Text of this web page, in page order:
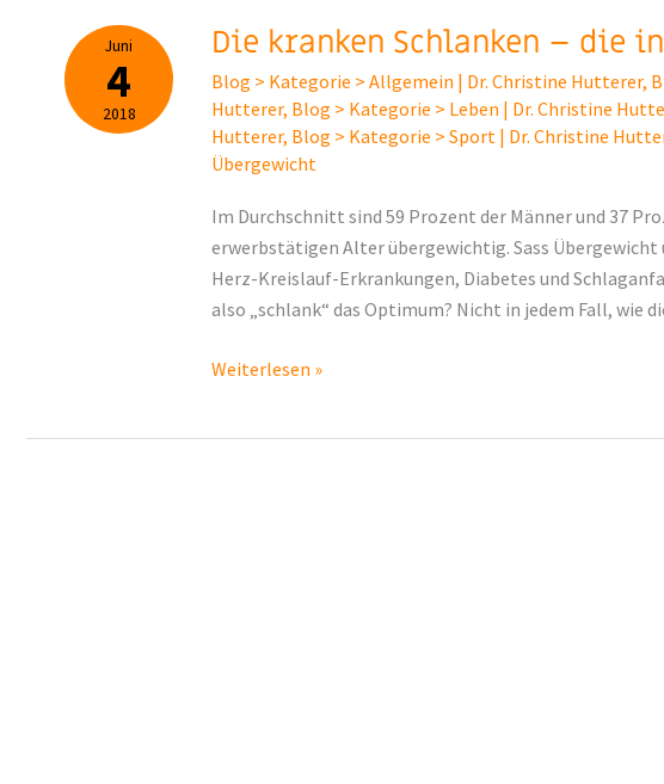
Juni
4
2018
Die kranken Schlanken – die
Blog > Kategorie > Allgemein | Dr. Christine Hutterer,
Hutterer, Blog > Kategorie > Leben | Dr. Christine
Hutterer, Blog > Kategorie > Sport | Dr. Christine
Übergewicht
Im Durchschnitt sind 59 Prozent der Männer und 37
erwerbstätigen Alter übergewichtig. Sass
Herz-Kreislauf-Erkrankungen, Diabetes und
also „schlank“ das Optimum? Nicht in jedem Fall, wie
Die
Weiterlesen »